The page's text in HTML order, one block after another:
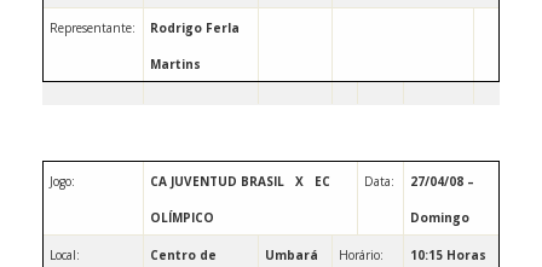
Representante: Rodrigo Ferla
Martins
Jogo: CA JUVENTUD BRASIL X EC
OLÍMPICO
Data: 27/04/08 –
Domingo
Local: Centro de Umbará Horário: 10:15 Horas